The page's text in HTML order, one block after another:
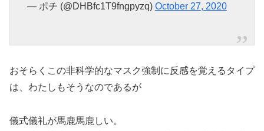
— ポチ (@DHBfc1T9fngpyzq) October 27, 2020
おそらくこの非科学的なマスク強制に反感を覚えるタイプ
は、わたしもそうなのであるが
儀式儀礼が馬鹿馬鹿しい。